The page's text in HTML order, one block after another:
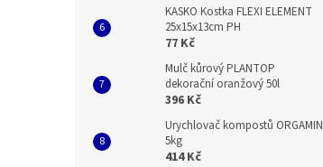
KASKO Kostka FLEXI ELEMENT
25x15x13cm PH
77 Kč
Mulč kůrový PLANTOP
dekorační oranžový 50l
396 Kč
Urychlovač kompostů ORGAMIN
5kg
414 Kč